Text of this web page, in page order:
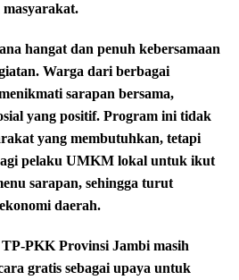
masyarakat.
hangat dan penuh kebersamaan
Warga dari berbagai
sarapan bersama,
yang positif. Program ini tidak
yang membutuhkan, tetapi
pelaku UMKM lokal untuk ikut
sarapan, sehingga turut
daerah.
PKK Provinsi Jambi masih
gratis sebagai upaya untuk